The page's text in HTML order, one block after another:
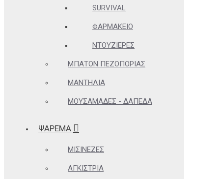
SURVIVAL
ΦΑΡΜΑΚΕΊΟ
ΝΤΟΥΖΙΈΡΕΣ
ΜΠΑΤΌΝ ΠΕΖΟΠΟΡΊΑΣ
ΜΑΝΤΉΛΙΑ
ΜΟΥΣΑΜΆΔΕΣ - ΔΆΠΕΔΑ
ΨΑΡΕΜΑ
ΜΙΣΙΝΈΖΕΣ
ΑΓΚΊΣΤΡΙΑ